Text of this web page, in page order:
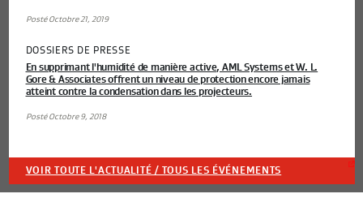
Posté Octobre 21, 2019
DOSSIERS DE PRESSE
En supprimant l'humidité de manière active, AML Systems et W. L.
Gore & Associates offrent un niveau de protection encore jamais
atteint contre la condensation dans les projecteurs.
Posté Octobre 9, 2018
VOIR TOUTE L'ACTUALITÉ / TOUS LES ÉVÉNEMENTS